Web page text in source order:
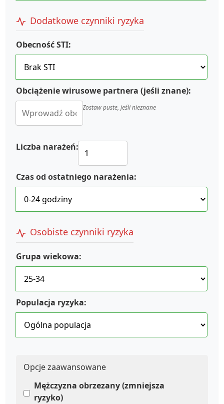
Dodatkowe czynniki ryzyka
Obecność STI:
Obciążenie wirusowe partnera (jeśli znane):
Zostaw puste, jeśli nieznane
Liczba narażeń:
Czas od ostatniego narażenia:
Osobiste czynniki ryzyka
Grupa wiekowa:
Populacja ryzyka:
Opcje zaawansowane
Mężczyzna obrzezany (zmniejsza
ryzyko)